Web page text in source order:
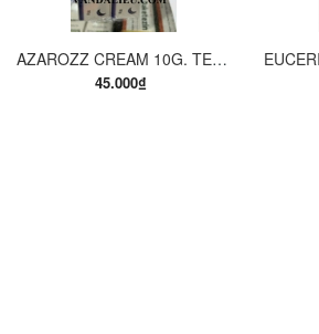
AZAROZZ CREAM 10G. TERBINAFINE 1%. THUỐC TRỊ NẤM DA CHÂN, NẤM DA ĐÙI, NẤM DA THÂN, LANG BEN...
45.000₫